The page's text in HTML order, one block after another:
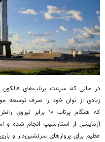
زیادی از توان خود را صرف
آزمایشی از استارشیپ انجام شده و
عظیم برای پروازهای سرنشین‌دار و